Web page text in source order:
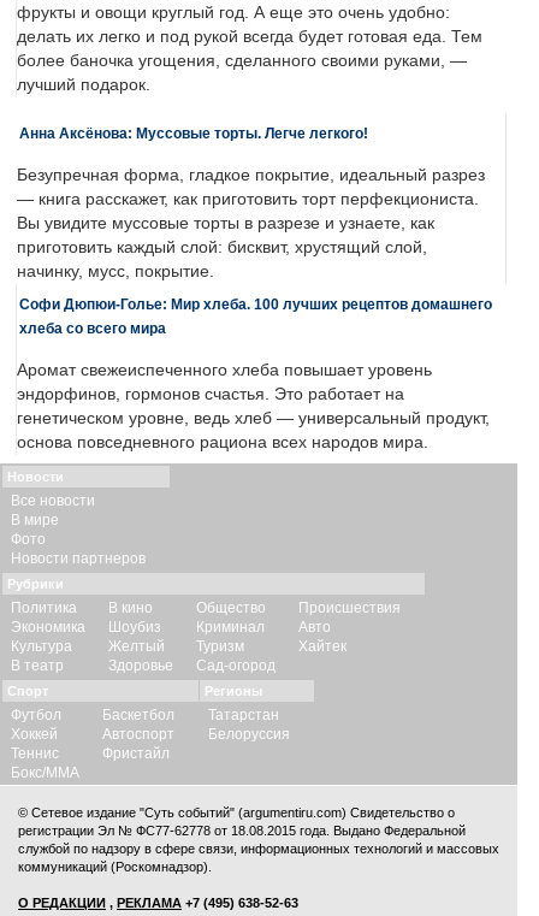
фрукты и овощи круглый год. А еще это очень удобно:
делать их легко и под рукой всегда будет готовая еда. Тем
более баночка угощения, сделанного своими руками, —
лучший подарок.
Анна Аксёнова: Муссовые торты. Легче легкого!
Безупречная форма, гладкое покрытие, идеальный разрез
— книга расскажет, как приготовить торт перфекциониста.
Вы увидите муссовые торты в разрезе и узнаете, как
приготовить каждый слой: бисквит, хрустящий слой,
начинку, мусс, покрытие.
Софи Дюпюи-Голье: Мир хлеба. 100 лучших рецептов домашнего
хлеба со всего мира
Аромат свежеиспеченного хлеба повышает уровень
эндорфинов, гормонов счастья. Это работает на
генетическом уровне, ведь хлеб — универсальный продукт,
основа повседневного рациона всех народов мира.
Новости
Все новости
В мире
Фото
Новости партнеров
Рубрики
Политика
Экономика
Культура
В театр
В кино
Шоубиз
Желтый
Здоровье
Общество
Криминал
Туризм
Сад-огород
Происшествия
Авто
Хайтек
Спорт
Футбол
Хоккей
Теннис
Бокс/ММА
Баскетбол
Автоспорт
Фристайл
Регионы
Татарстан
Белоруссия
© Сетевое издание "Суть событий" (argumentiru.com) Свидетельство о
регистрации Эл № ФС77-62778 от 18.08.2015 года. Выдано Федеральной
службой по надзору в сфере связи, информационных технологий и массовых
коммуникаций (Роскомнадзор).
О РЕДАКЦИИ , РЕКЛАМА +7 (495) 638-52-63